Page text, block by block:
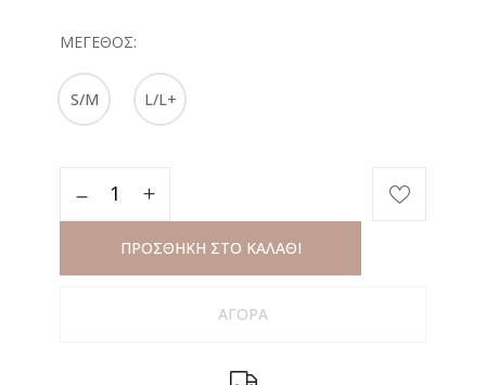
ΜΈΓΕΘΟΣ
S/M L/L+
ΠΡΟΣΘΗΚΗ ΣΤΟ ΚΑΛΑΘΙ
ΑΓΟΡΑ